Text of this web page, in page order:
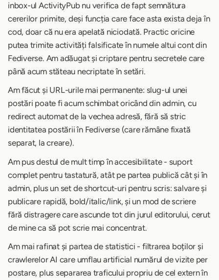
inbox-ul ActivityPub nu verifica de fapt semnătura
cererilor primite, deși funcția care face asta exista deja în
cod, doar că nu era apelată niciodată. Practic oricine
putea trimite activități falsificate în numele altui cont din
Fediverse. Am adăugat și criptare pentru secretele care
până acum stăteau necriptate în setări.
Am făcut și URL-urile mai permanente: slug-ul unei
postări poate fi acum schimbat oricând din admin, cu
redirect automat de la vechea adresă, fără să stric
identitatea postării în Fediverse (care rămâne fixată
separat, la creare).
Am pus destul de mult timp în accesibilitate - suport
complet pentru tastatură, atât pe partea publică cât și în
admin, plus un set de shortcut-uri pentru scris: salvare și
publicare rapidă, bold/italic/link, și un mod de scriere
fără distragere care ascunde tot din jurul editorului, cerut
de mine ca să pot scrie mai concentrat.
Am mai rafinat și partea de statistici - filtrarea boților și
crawlerelor AI care umflau artificial numărul de vizite per
postare, plus separarea traficului propriu de cel extern în